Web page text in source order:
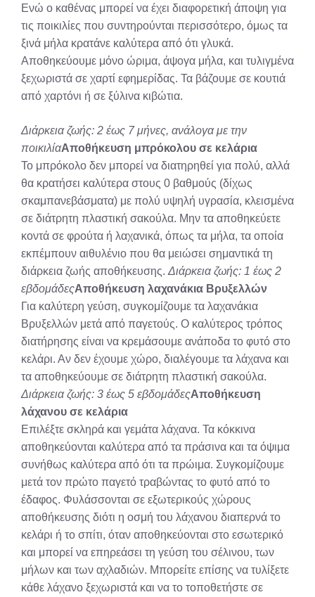
Ενώ ο καθένας μπορεί να έχει διαφορετική άποψη για
τις ποικιλίες που συντηρούνται περισσότερο, όμως τα
ξινά μήλα κρατάνε καλύτερα από ότι γλυκά.
Αποθηκεύουμε μόνο ώριμα, άψογα μήλα, και τυλιγμένα
ξεχωριστά σε χαρτί εφημερίδας. Τα βάζουμε σε κουτιά
από χαρτόνι ή σε ξύλινα κιβώτια.
Διάρκεια ζωής: 2 έως 7 μήνες, ανάλογα με την
ποικιλίαΑποθήκευση μπρόκολου σε κελάρια
Το μπρόκολο δεν μπορεί να διατηρηθεί για πολύ, αλλά
θα κρατήσει καλύτερα στους 0 βαθμούς (δίχως
σκαμπανεβάσματα) με πολύ υψηλή υγρασία, κλεισμένα
σε διάτρητη πλαστική σακούλα. Μην τα αποθηκεύετε
κοντά σε φρούτα ή λαχανικά, όπως τα μήλα, τα οποία
εκπέμπουν αιθυλένιο που θα μειώσει σημαντικά τη
διάρκεια ζωής αποθήκευσης. Διάρκεια ζωής: 1 έως 2
εβδομάδεςΑποθήκευση λαχανάκια Βρυξελλών
Για καλύτερη γεύση, συγκομίζουμε τα λαχανάκια
Βρυξελλών μετά από παγετούς. Ο καλύτερος τρόπος
διατήρησης είναι να κρεμάσουμε ανάποδα το φυτό στο
κελάρι. Αν δεν έχουμε χώρο, διαλέγουμε τα λάχανα και
τα αποθηκεύουμε σε διάτρητη πλαστική σακούλα.
Διάρκεια ζωής: 3 έως 5 εβδομάδεςΑποθήκευση
λάχανου σε κελάρια
Επιλέξτε σκληρά και γεμάτα λάχανα. Τα κόκκινα
αποθηκεύονται καλύτερα από τα πράσινα και τα όψιμα
συνήθως καλύτερα από ότι τα πρώιμα. Συγκομίζουμε
μετά τον πρώτο παγετό τραβώντας το φυτό από το
έδαφος. Φυλάσσονται σε εξωτερικούς χώρους
αποθήκευσης διότι η οσμή του λάχανου διαπερνά το
κελάρι ή το σπίτι, όταν αποθηκεύονται στο εσωτερικό
και μπορεί να επηρεάσει τη γεύση του σέλινου, των
μήλων και των αχλαδιών. Μπορείτε επίσης να τυλίξετε
κάθε λάχανο ξεχωριστά και να το τοποθετήστε σε